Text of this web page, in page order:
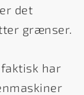
det
grænser.
har